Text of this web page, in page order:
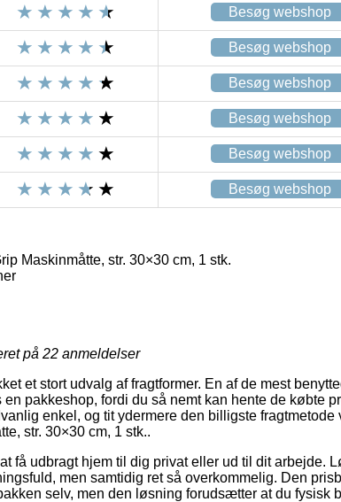
Besøg webshop
Besøg webshop
Besøg webshop
Besøg webshop
Besøg webshop
Besøg webshop
Maskinmåtte, str. 30×30 cm, 1 stk.
på 22 anmeldelser
et stort udvalg af fragtformer. En af de mest
pakkeshop, fordi du så nemt kan hente de købte
enkel, og tit ydermere den billigste fragtmetode
str. 30×30 cm, 1 stk..
få udbragt hjem til dig privat eller ud til dit arbejde.
men samtidig ret så overkommelig. Den
selv, men den løsning forudsætter at du fysisk